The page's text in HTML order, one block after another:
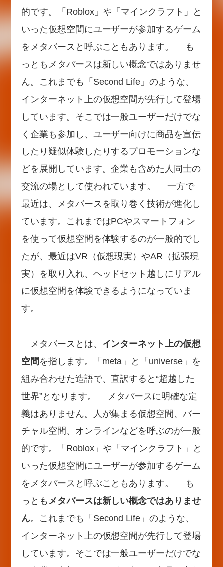
的です。「Roblox」や「マインクラフト」と
いった仮想空間にユーザーが参加するゲーム
をメタバースと呼ぶこともあります。 も
っともメタバースは新しい概念ではありませ
ん。これまでも「Second Life」のような、
インターネット上の仮想空間が先行して登場
しています。そこでは一般ユーザーだけでな
く企業も参加し、ユーザー向けに商品を宣伝
したり疑似体験したりするプロモーションな
どを展開しています。企業も含めた人同士の
交流の場として使われています。 一方で
最近は、メタバースを取り巻く技術が進化し
ています。これまではPCやスマートフォン
を使って仮想空間を体験するのが一般的でし
たが、最近はVR（仮想現実）やAR（拡張現
実）を取り入れ、ヘッドセット越しにリアル
に仮想空間を体験できるようになっていま
す。
メタバースとは、 インターネット上の仮想
空間 を指します。「meta」と「universe」を
組み合わせた造語で、直訳すると“超越した
世界”となります。 メタバースに明確な定
義はありません。人が集まる仮想空間、バー
チャル空間、オンラインなどを呼ぶのが一般
的です。「Roblox」や「マインクラフト」と
いった仮想空間にユーザーが参加するゲーム
をメタバースと呼ぶこともあります。 も
っとも メタバースは新しい概念ではありませ
ん。これまでも「Second Life」のような、
インターネット上の仮想空間が先行して登場
しています。そこでは一般ユーザーだけでな